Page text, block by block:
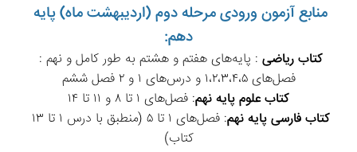
منابع آزمون ورودی مرحله دوم (اردیبهشت ماه) پایه
دهم:
کتاب ریاضی
: پایه‌های هفتم و هشتم به طور کامل و نهم :
فصل‌های ۱،۲،۳،۴،۵ و درس‌های ۱ و ۲ فصل ششم
کتاب علوم پایه نهم: فصل‌های ۱ تا ۸ و ۱۱ تا ۱۴
کتاب فارسی پایه نهم
کتاب)